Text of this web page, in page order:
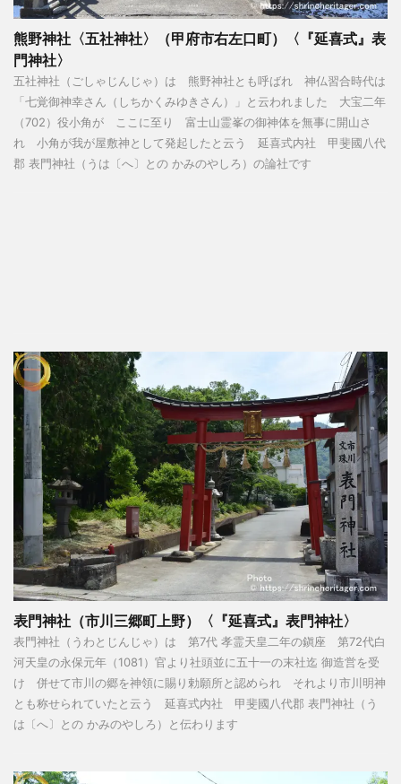
熊野神社〈五社神社〉（甲府市右左口町）〈『延喜式』表
門神社〉
五社神社（ごしゃじんじゃ）は 熊野神社とも呼ばれ 神仏習合時代は
「七覚御神幸さん（しちかくみゆきさん）」と云われました 大宝二年
（702）役小角が ここに至り 富士山霊峯の御神体を無事に開山さ
れ 小角が我が屋敷神として発起したと云う 延喜式内社 甲斐國八代
郡 表門神社（うは〔へ〕との かみのやしろ）の論社です
表門神社（市川三郷町上野）〈『延喜式』表門神社〉
表門神社（うわとじんじゃ）は 第7代 孝霊天皇二年の鎭座 第72代白
河天皇の永保元年（1081）官より社頭並に五十一の末社迄 御造営を受
け 併せて市川の郷を神領に賜り勅願所と認められ それより市川明神
とも称せられていたと云う 延喜式内社 甲斐國八代郡 表門神社（う
は〔へ〕との かみのやしろ）と伝わります